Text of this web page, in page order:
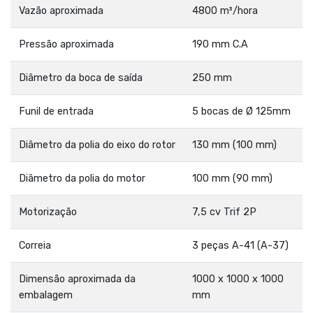
Vazão aproximada 4800 m³/hora
Pressão aproximada 190 mm C.A
Diâmetro da boca de saída 250 mm
Funil de entrada 5 bocas de Ø 125mm
Diâmetro da polia do eixo do rotor 130 mm (100 mm)
Diâmetro da polia do motor 100 mm (90 mm)
Motorização 7,5 cv Trif 2P
Correia 3 peças A-41 (A-37)
Dimensão aproximada da
embalagem
1000 x 1000 x 1000
mm